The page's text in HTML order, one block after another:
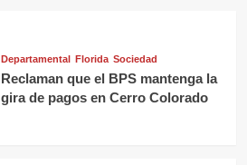
Departamental Florida Sociedad
Reclaman que el BPS mantenga la
gira de pagos en Cerro Colorado